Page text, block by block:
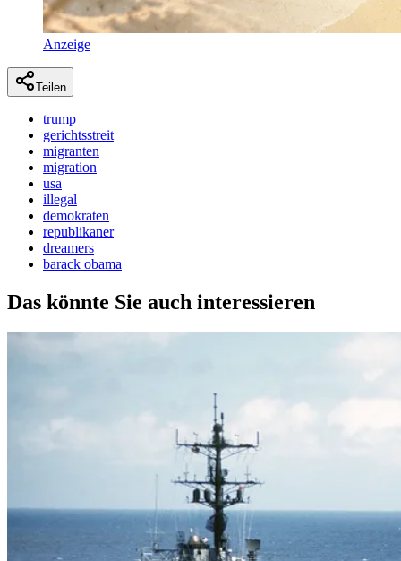
Anzeige
Teilen
trump
gerichtsstreit
migranten
migration
usa
illegal
demokraten
republikaner
dreamers
barack obama
Das könnte Sie auch interessieren